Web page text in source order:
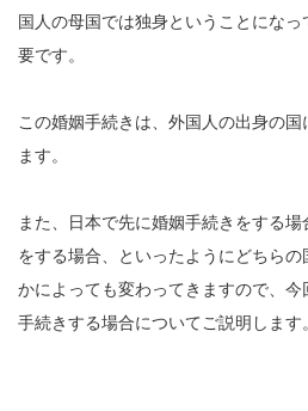
国人の母国では独身ということにな
要です。
この婚姻手続きは、外国人の出身の
ます。
また、日本で先に婚姻手続きをする
をする場合、といったようにどちら
かによっても変わってきますので、
手続きする場合についてご説明します。